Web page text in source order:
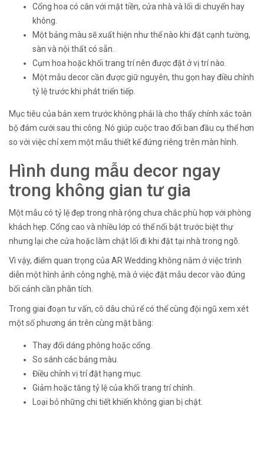
Cổng hoa có cân với mặt tiền, cửa nhà và lối di chuyển hay
không.
Một bảng màu sẽ xuất hiện như thế nào khi đặt cạnh tường,
sàn và nội thất có sẵn.
Cụm hoa hoặc khối trang trí nên được đặt ở vị trí nào.
Một mẫu decor cần được giữ nguyên, thu gọn hay điều chỉnh
tỷ lệ trước khi phát triển tiếp.
Mục tiêu của bản xem trước không phải là cho thấy chính xác toàn
bộ đám cưới sau thi công. Nó giúp cuộc trao đổi ban đầu cụ thể hơn
so với việc chỉ xem một mẫu thiết kế đứng riêng trên màn hình.
Hình dung mẫu decor ngay
trong không gian tư gia
Một mẫu có tỷ lệ đẹp trong nhà rộng chưa chắc phù hợp với phòng
khách hẹp. Cổng cao và nhiều lớp có thể nổi bật trước biệt thự
nhưng lại che cửa hoặc làm chật lối đi khi đặt tại nhà trong ngõ.
Vì vậy, điểm quan trọng của AR Wedding không nằm ở việc trình
diễn một hình ảnh công nghệ, mà ở việc đặt mẫu decor vào đúng
bối cảnh cần phân tích.
Trong giai đoạn tư vấn, cô dâu chú rể có thể cùng đội ngũ xem xét
một số phương án trên cùng mặt bằng:
Thay đổi dáng phông hoặc cổng.
So sánh các bảng màu.
Điều chỉnh vị trí đặt hạng mục.
Giảm hoặc tăng tỷ lệ của khối trang trí chính.
Loại bỏ những chi tiết khiến không gian bị chật.